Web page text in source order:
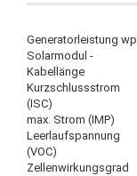
Generatorleistung wp
Solarmodul -
Kabellänge
Kurzschlussstrom
(ISC)
max. Strom (IMP)
Leerlaufspannung
(VOC)
Zellenwirkungsgrad